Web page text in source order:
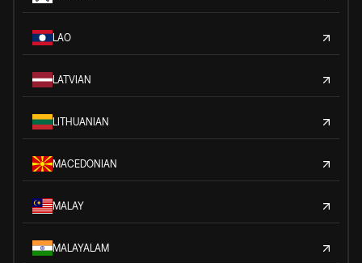
LAO
LATVIAN
LITHUANIAN
MACEDONIAN
MALAY
MALAYALAM